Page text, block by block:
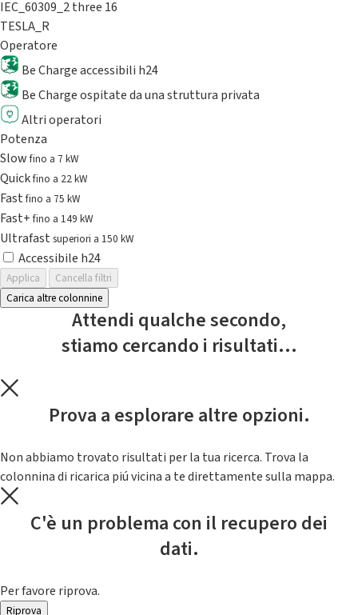
IEC_60309_2 three 16
TESLA_R
Operatore
Be Charge accessibili h24
Be Charge ospitate da una struttura privata
Altri operatori
Potenza
Slowfino a 7 kW
Quickfino a 22 kW
Fastfino a 75 kW
Fast+fino a 149 kW
Ultrafast superiori a 150 kW
Accessibile h24
Applica
Cancella filtri
Carica altre colonnine
Attendi qualche secondo,
stiamo cercando i risultati...
Prova a esplorare altre opzioni.
Non abbiamo trovato risultati per la tua ricerca. Trova la
colonnina di ricarica piú vicina a te direttamente sulla mappa.
C'è un problema con il recupero dei
dati.
Per favore riprova.
Riprova